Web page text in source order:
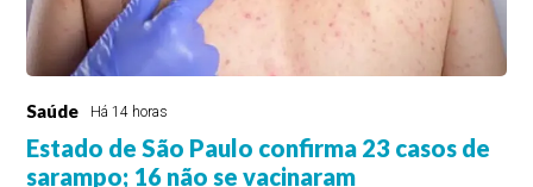
Saúde Há 14 horas
Estado de São Paulo confirma 23 casos de
sarampo; 16 não se vacinaram